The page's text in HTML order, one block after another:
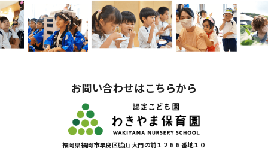
お問い合わせはこちらから
福岡県福岡市早良区脇山 大門の前１２６６番地１０